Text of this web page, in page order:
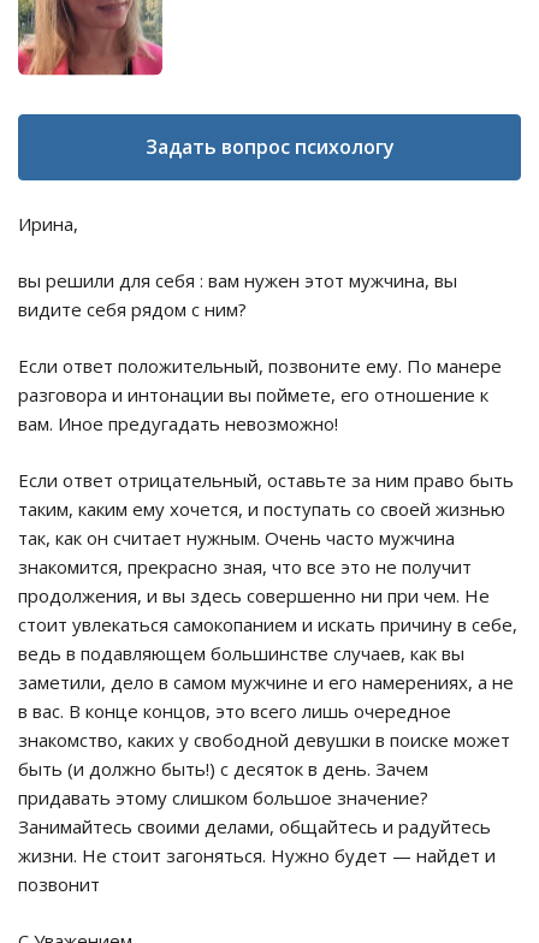
Задать вопрос психологу
Ирина,
вы решили для себя : вам нужен этот мужчина, вы
видите себя рядом с ним?
Если ответ положительный, позвоните ему. По манере
разговора и интонации вы поймете, его отношение к
вам. Иное предугадать невозможно!
Если ответ отрицательный, оставьте за ним право быть
таким, каким ему хочется, и поступать со своей жизнью
так, как он считает нужным. Очень часто мужчина
знакомится, прекрасно зная, что все это не получит
продолжения, и вы здесь совершенно ни при чем. Не
стоит увлекаться самокопанием и искать причину в себе,
ведь в подавляющем большинстве случаев, как вы
заметили, дело в самом мужчине и его намерениях, а не
в вас. В конце концов, это всего лишь очередное
знакомство, каких у свободной девушки в поиске может
быть (и должно быть!) с десяток в день. Зачем
придавать этому слишком большое значение?
Занимайтесь своими делами, общайтесь и радуйтесь
жизни. Не стоит загоняться. Нужно будет — найдет и
позвонит